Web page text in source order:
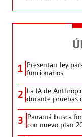
1 Presentan ley
funcionarios
2 La IA de
durante pruebas
3 Panamá busca
con nuevo plan